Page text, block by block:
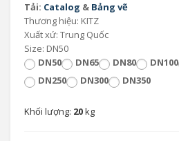
Tải: Catalog & Bảng vẽ
Thương hiệu: KITZ
Xuất xứ: Trung Quốc
Size: DN50
DN50
DN65 DN80 DN100
DN250
DN300 DN350
Khối lượng: 20kg